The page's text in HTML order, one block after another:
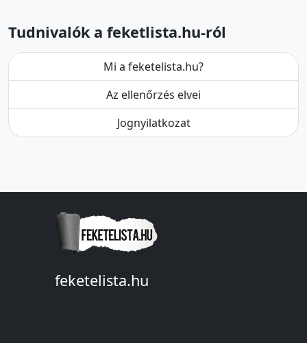
Tudnivalók a feketlista.hu-ról
Mi a feketelista.hu?
Az ellenőrzés elvei
Jognyilatkozat
feketelista.hu